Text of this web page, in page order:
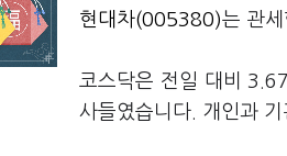
현대차(005380)는 관
코스닥은 전일 대비
사들였습니다. 개인과